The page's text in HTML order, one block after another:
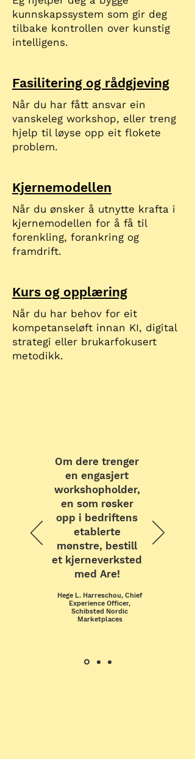
kunnskapssystem som gir deg
tilbake kontrollen over kunstig
intelligens.
Fasilitering og rådgjeving
Når du har fått ansvar ein
vanskeleg workshop, eller treng
hjelp til løyse opp eit flokete
problem.
Kjernemodellen
Når du ønsker å utnytte krafta i
kjernemodellen for å få til
forenkling, forankring og
framdrift.
Kurs og opplæring
Når du har behov for eit
kompetanseløft innan KI, digital
strategi eller brukarfokusert
metodikk.
Om dere trenger
en engasjert
workshopholder,
en som røsker
opp i bedriftens
etablerte
mønstre, bestill
et kjerneverksted
med Are!
Hege L. Harreschou, Chief
Experience Officer,
Schibsted Nordic
Marketplaces